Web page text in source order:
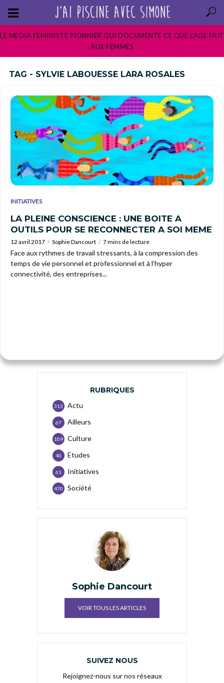
LE MEDIA FEMINISTE PIONNIER QUI DOCUMENTE CE QUE L’AGE FAIT
AUX FEMMES
TAG - SYLVIE LABOUESSE LARA ROSALES
INITIATIVES
LA PLEINE CONSCIENCE : UNE BOITE A
OUTILS POUR SE RECONNECTER A SOI MEME
12 avril 2017 Sophie Dancourt 7 mins de lecture
Face aux rythmes de travail stressants, à la compression des
temps de vie personnel et professionnel et à l’hyper
connectivité, des entreprises...
RUBRIQUES
Actu
313
Ailleurs
67
Culture
109
Etudes
40
Initiatives
61
Société
470
Sophie Dancourt
VOIR TOUS LES ARTICLES
SUIVEZ NOUS
Rejoignez-nous sur nos réseaux